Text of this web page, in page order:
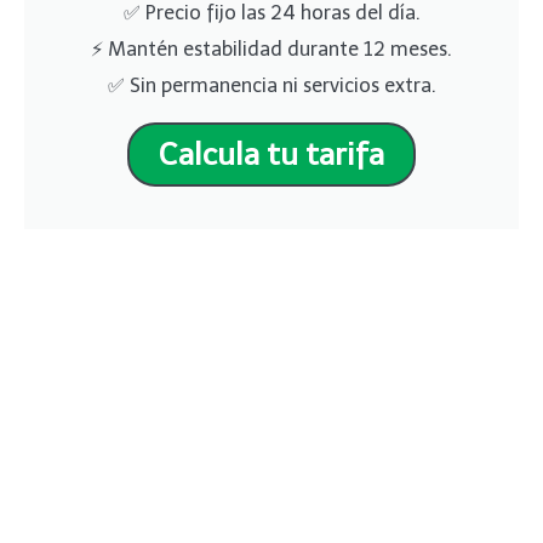
✅ Precio fijo las 24 horas del día.
⚡ Mantén estabilidad durante 12 meses.
✅ Sin permanencia ni servicios extra.
Calcula tu tarifa